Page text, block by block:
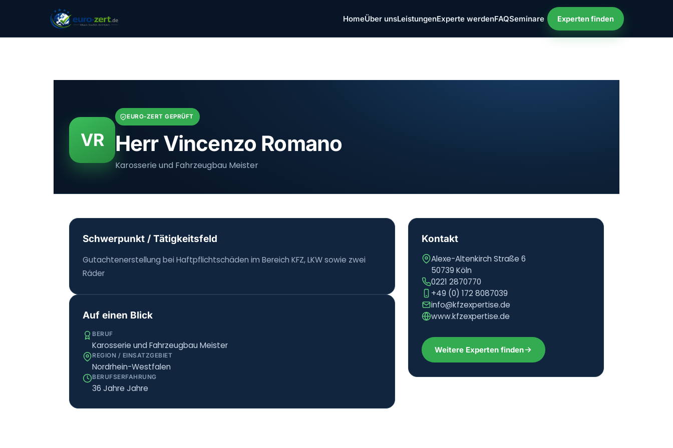
HomeÜber unsLeistungenExperte werdenFAQSeminare Experten finden
VR
EURO-ZERT GEPRÜFT
Herr Vincenzo Romano
Karosserie und Fahrzeugbau Meister
Schwerpunkt / Tätigkeitsfeld
Gutachtenerstellung bei Haftpflichtschäden im Bereich KFZ, LKW sowie zwei
Räder
Auf einen Blick
BERUF
Karosserie und Fahrzeugbau Meister
REGION / EINSATZGEBIET
Nordrhein-Westfalen
BERUFSERFAHRUNG
36 Jahre Jahre
Kontakt
Alexe-Altenkirch Straße 6
50739 Köln
0221 2870770
+49 (0) 172 8087039
info@kfzexpertise.de
www.kfzexpertise.de
Weitere Experten finden